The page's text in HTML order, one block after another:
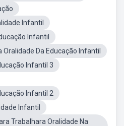
Infantil
Infantil
Oralidade Da Educação Infantil
Infantil 3
Infantil 2
Infantil
Trabalhara Oralidade Na